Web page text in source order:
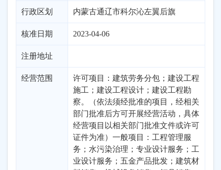
行政区划 内蒙古通辽市科尔沁左翼后旗
核准日期 2023-04-06
注册地址
经营范围
许可项目：建筑劳务分包；建设工程
施工；建设工程设计；建设工程勘
察。（依法须经批准的项目，经相关
部门批准后方可开展经营活动，具体
经营项目以相关部门批准文件或许可
证件为准）一般项目：工程管理服
务；水污染治理；专业设计服务；工
业设计服务；五金产品批发；建筑材